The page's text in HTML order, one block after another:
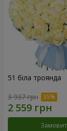
51 біла троянда
3 937 грн